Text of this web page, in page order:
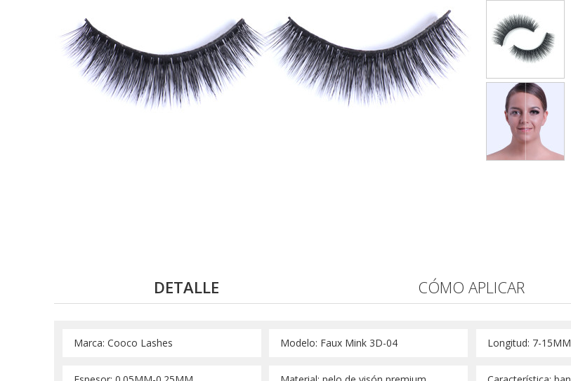
DETALLE CÓMO APLICAR
Marca: Cooco Lashes Modelo: Faux Mink 3D-04 Longitud: 7-15MM